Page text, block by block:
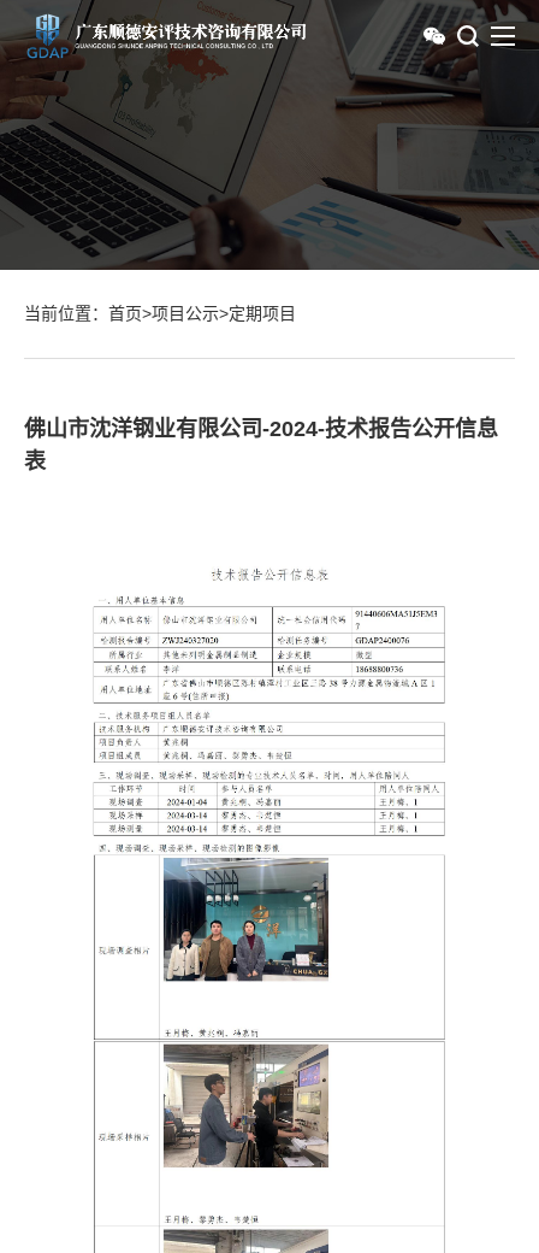
当前位置： 首页>项目公示>定期项目
佛山市沈洋钢业有限公司-2024-技术报告公开信息
表